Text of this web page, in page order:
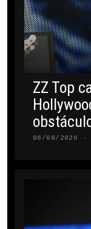
ZZ Top
06/08/2026 ·